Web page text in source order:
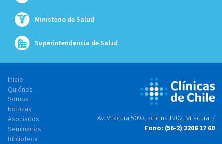
Ministerio de Salud
Superintendencia de Salud
Inicio
Quiénes
Somos
Noticias
Asociados
Seminarios
Biblioteca
Av. Vitacura 5093, oficina 1202, Vitacura. /
Fono: (56-2) 2208 17 60